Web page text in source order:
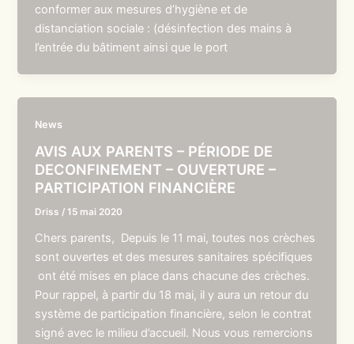
conformer aux mesures d’hygiène et de
distanciation sociale : (désinfection des mains à
l’entrée du bâtiment ainsi que le port
News
AVIS AUX PARENTS – PÉRIODE DE
DECONFINEMENT – OUVERTURE –
PARTICIPATION FINANCIÈRE
Driss /15 mai 2020
Chers parents, Depuis le 11 mai, toutes nos crèches
sont ouvertes et des mesures sanitaires spécifiques
ont été mises en place dans chacune des crèches.
Pour rappel, à partir du 18 mai, il y aura un retour du
système de participation financière, selon le contrat
signé avec le milieu d’accueil. Nous vous remercions